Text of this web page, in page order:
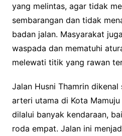
yang melintas, agar tidak
sembarangan dan tidak
badan jalan. Masyarakat
waspada dan mematuhi
melewati titik yang rawan
Jalan Husni Thamrin
arteri utama di Kota
dilalui banyak kendaraan,
roda empat. Jalan ini